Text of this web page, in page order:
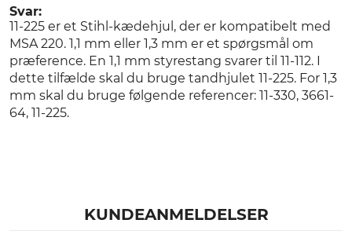
Svar:
11-225 er et Stihl-kædehjul, der er kompatibelt med
MSA 220. 1,1 mm eller 1,3 mm er et spørgsmål om
præference. En 1,1 mm styrestang svarer til 11-112. I
dette tilfælde skal du bruge tandhjulet 11-225. For 1,3
mm skal du bruge følgende referencer: 11-330, 3661-
64, 11-225.
KUNDEANMELDELSER